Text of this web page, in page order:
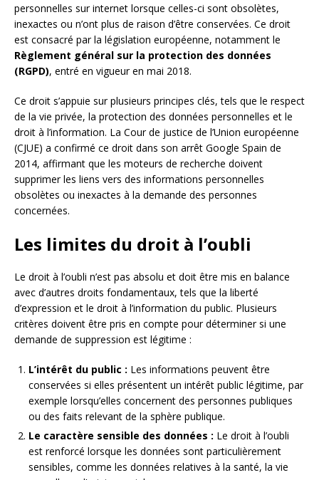
personnelles sur internet lorsque celles-ci sont obsolètes,
inexactes ou n’ont plus de raison d’être conservées. Ce droit
est consacré par la législation européenne, notamment le
Règlement général sur la protection des données
(RGPD), entré en vigueur en mai 2018.
Ce droit s’appuie sur plusieurs principes clés, tels que le respect
de la vie privée, la protection des données personnelles et le
droit à l’information. La Cour de justice de l’Union européenne
(CJUE) a confirmé ce droit dans son arrêt Google Spain de
2014, affirmant que les moteurs de recherche doivent
supprimer les liens vers des informations personnelles
obsolètes ou inexactes à la demande des personnes
concernées.
Les limites du droit à l’oubli
Le droit à l’oubli n’est pas absolu et doit être mis en balance
avec d’autres droits fondamentaux, tels que la liberté
d’expression et le droit à l’information du public. Plusieurs
critères doivent être pris en compte pour déterminer si une
demande de suppression est légitime :
L’intérêt du public : Les informations peuvent être
conservées si elles présentent un intérêt public légitime, par
exemple lorsqu’elles concernent des personnes publiques
ou des faits relevant de la sphère publique.
Le caractère sensible des données : Le droit à l’oubli
est renforcé lorsque les données sont particulièrement
sensibles, comme les données relatives à la santé, la vie